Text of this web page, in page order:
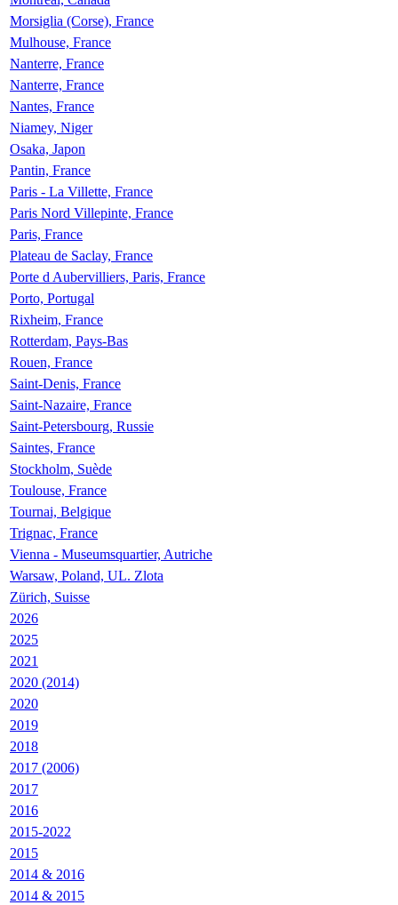
Morsiglia (Corse), France
Mulhouse, France
Nanterre, France
Nanterre, France
Nantes, France
Niamey, Niger
Osaka, Japon
Pantin, France
Paris - La Villette, France
Paris Nord Villepinte, France
Paris, France
Plateau de Saclay, France
Porte d Aubervilliers, Paris, France
Porto, Portugal
Rixheim, France
Rotterdam, Pays-Bas
Rouen, France
Saint-Denis, France
Saint-Nazaire, France
Saint-Petersbourg, Russie
Saintes, France
Stockholm, Suède
Toulouse, France
Tournai, Belgique
Trignac, France
Vienna - Museumsquartier, Autriche
Warsaw, Poland, UL. Zlota
Zürich, Suisse
2026
2025
2021
2020 (2014)
2020
2019
2018
2017 (2006)
2017
2016
2015-2022
2015
2014 & 2016
2014 & 2015